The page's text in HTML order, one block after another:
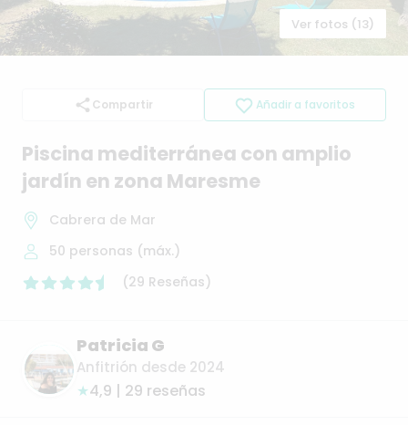
Ver fotos (13)
Compartir Añadir a favoritos
Piscina mediterránea con amplio
jardín en zona Maresme
Cabrera de Mar
50 personas (máx.)
(29 Reseñas)
Patricia G
Anfitrión desde 2024
★4,9 | 29 reseñas